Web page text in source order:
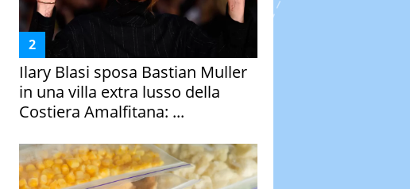
Ilary Blasi sposa Bastian Muller
in una villa extra lusso della
Costiera Amalfitana: ...